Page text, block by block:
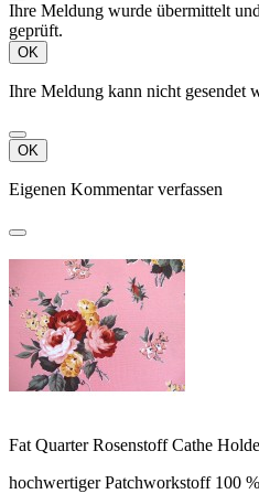
Ihre Meldung wurde übermittelt
geprüft.
OK
Ihre Meldung kann nicht gesendet
OK
Eigenen Kommentar verfassen
Fat Quarter Rosenstoff Cathe
hochwertiger Patchworkstoff 100